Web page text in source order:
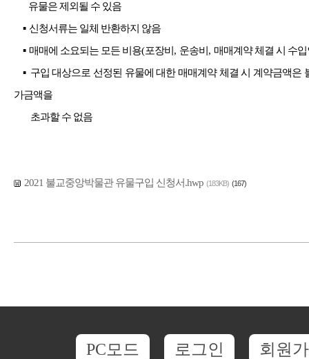
유물은 제외될 수 있음
▪ 신청서류는 일체 반환하지 않음
▪매매에 소요되는 모든 비용(포장비 , 운송비 ,매매계약 체결 시 수
▪ 구입 대상으로 선정된 유물에 대한 매매계약 체결 시 계약금액은
가금액을
초과할 수 없음
2021 불교중앙박물관 유물구입 신청서.hwp (183KB) (167)
PC모드 로그인 회원